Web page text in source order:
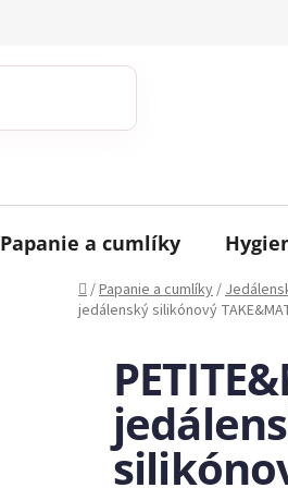
Papanie a cumlíky
Domov
/Papanie a cumlíky/
jedálenský silikónový